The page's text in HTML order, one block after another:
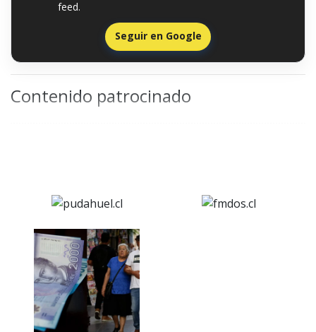
feed.
Seguir en Google
Contenido patrocinado